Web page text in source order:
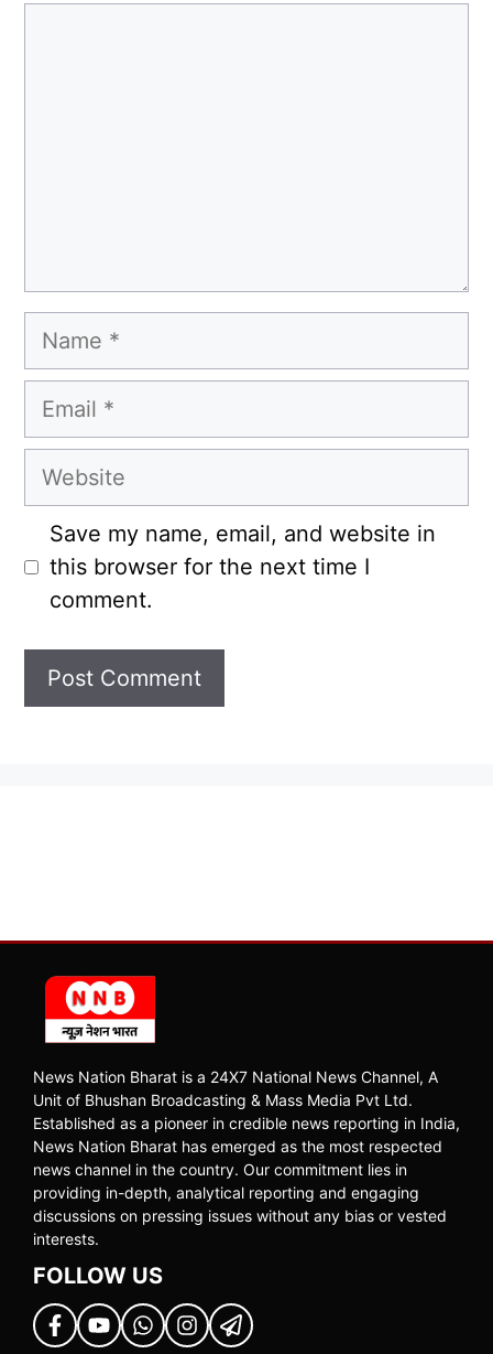
Name
Email
Website
Save my name, email, and website in
this browser for the next time I
comment.
News Nation Bharat is a 24X7 National News Channel, A
Unit of Bhushan Broadcasting & Mass Media Pvt Ltd.
Established as a pioneer in credible news reporting in India,
News Nation Bharat has emerged as the most respected
news channel in the country. Our commitment lies in
providing in-depth, analytical reporting and engaging
discussions on pressing issues without any bias or vested
interests.
FOLLOW US